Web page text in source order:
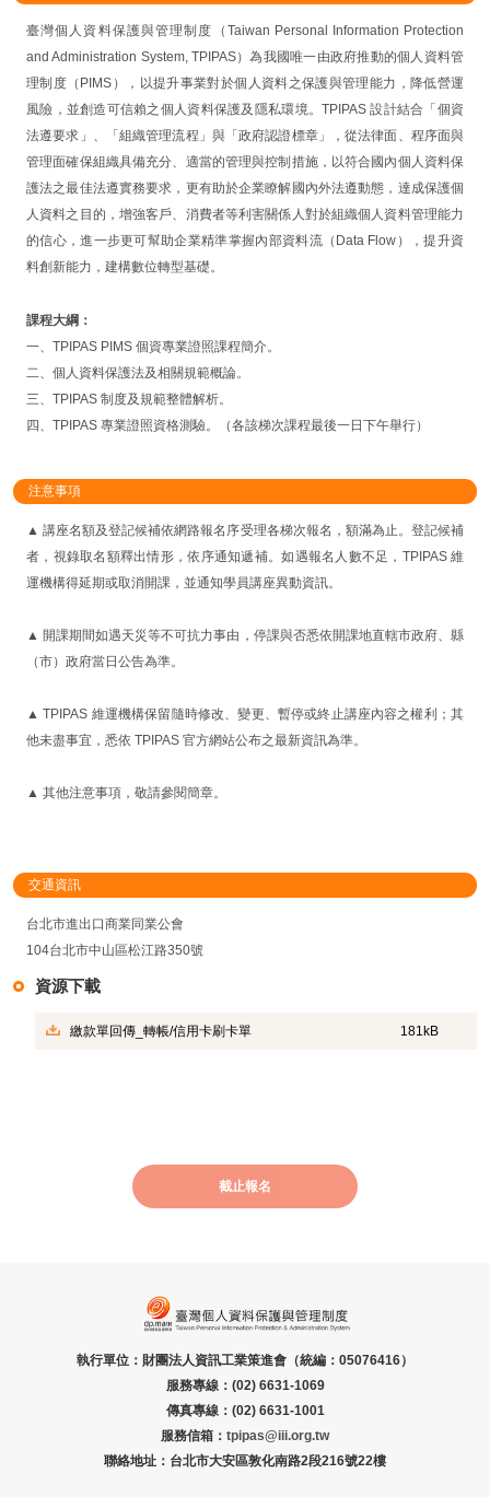
臺灣個人資料保護與管理制度（Taiwan Personal Information Protection
and Administration System, TPIPAS）為我國唯一由政府推動的個人資料管
理制度（PIMS），以提升事業對於個人資料之保護與管理能力，降低營運
風險，並創造可信賴之個人資料保護及隱私環境。TPIPAS 設計結合「個資
法遵要求」、「組織管理流程」與「政府認證標章」，從法律面、程序面與
管理面確保組織具備充分、適當的管理與控制措施，以符合國內個人資料保
護法之最佳法遵實務要求，更有助於企業瞭解國內外法遵動態，達成保護個
人資料之目的，增強客戶、消費者等利害關係人對於組織個人資料管理能力
的信心，進一步更可幫助企業精準掌握內部資料流（Data Flow），提升資
料創新能力，建構數位轉型基礎。
課程大綱：
一、TPIPAS PIMS 個資專業證照課程簡介。
二、個人資料保護法及相關規範概論。
三、TPIPAS 制度及規範整體解析。
四、TPIPAS 專業證照資格測驗。（各該梯次課程最後一日下午舉行）
注意事項
▲ 講座名額及登記候補依網路報名序受理各梯次報名，額滿為止。登記候補
者，視錄取名額釋出情形，依序通知遞補。如遇報名人數不足，TPIPAS 維
運機構得延期或取消開課，並通知學員講座異動資訊。
▲ 開課期間如遇天災等不可抗力事由，停課與否悉依開課地直轄市政府、縣
（市）政府當日公告為準。
▲ TPIPAS 維運機構保留隨時修改、變更、暫停或終止講座內容之權利；其
他未盡事宜，悉依 TPIPAS 官方網站公布之最新資訊為準。
▲ 其他注意事項，敬請參閱簡章。
交通資訊
台北市進出口商業同業公會
104台北市中山區松江路350號
資源下載
繳款單回傳_轉帳/信用卡刷卡單 181kB
截止報名
執行單位：財團法人資訊工業策進會（統編：05076416）
服務專線：(02) 6631-1069
傳真專線：(02) 6631-1001
服務信箱： tpipas@iii.org.tw
聯絡地址：台北市大安區敦化南路2段216號22樓